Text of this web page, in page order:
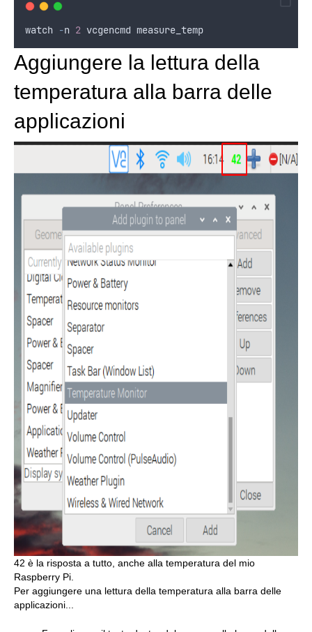
watch -n 2 vcgencmd measure_temp
Aggiungere la lettura della
temperatura alla barra delle
applicazioni
42 è la risposta a tutto, anche alla temperatura del mio
Raspberry Pi.
Per aggiungere una lettura della temperatura alla barra delle
applicazioni...